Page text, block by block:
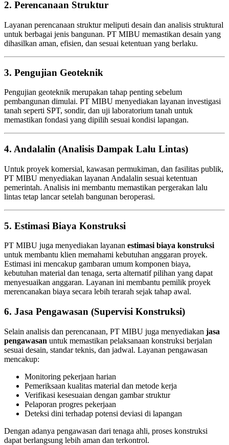
2. Perencanaan Struktur
Layanan perencanaan struktur meliputi desain dan analisis struktural
untuk berbagai jenis bangunan. PT MIBU memastikan desain yang
dihasilkan aman, efisien, dan sesuai ketentuan yang berlaku.
3. Pengujian Geoteknik
Pengujian geoteknik merupakan tahap penting sebelum
pembangunan dimulai. PT MIBU menyediakan layanan investigasi
tanah seperti SPT, sondir, dan uji laboratorium tanah untuk
memastikan fondasi yang dipilih sesuai kondisi lapangan.
4. Andalalin (Analisis Dampak Lalu Lintas)
Untuk proyek komersial, kawasan permukiman, dan fasilitas publik,
PT MIBU menyediakan layanan Andalalin sesuai ketentuan
pemerintah. Analisis ini membantu memastikan pergerakan lalu
lintas tetap lancar setelah bangunan beroperasi.
5. Estimasi Biaya Konstruksi
PT MIBU juga menyediakan layanan estimasi biaya konstruksi
untuk membantu klien memahami kebutuhan anggaran proyek.
Estimasi ini mencakup gambaran umum komponen biaya,
kebutuhan material dan tenaga, serta alternatif pilihan yang dapat
menyesuaikan anggaran. Layanan ini membantu pemilik proyek
merencanakan biaya secara lebih terarah sejak tahap awal.
6. Jasa Pengawasan (Supervisi Konstruksi)
Selain analisis dan perencanaan, PT MIBU juga menyediakan jasa
pengawasan untuk memastikan pelaksanaan konstruksi berjalan
sesuai desain, standar teknis, dan jadwal. Layanan pengawasan
mencakup:
Monitoring pekerjaan harian
Pemeriksaan kualitas material dan metode kerja
Verifikasi kesesuaian dengan gambar struktur
Pelaporan progres pekerjaan
Deteksi dini terhadap potensi deviasi di lapangan
Dengan adanya pengawasan dari tenaga ahli, proses konstruksi
dapat berlangsung lebih aman dan terkontrol.